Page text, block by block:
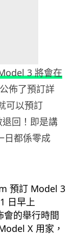
3 將會在
佈了預訂詳
可以預訂
回！即是講
日都係零成
預訂 Model 3
日早上
的舉行時間
X 用家，